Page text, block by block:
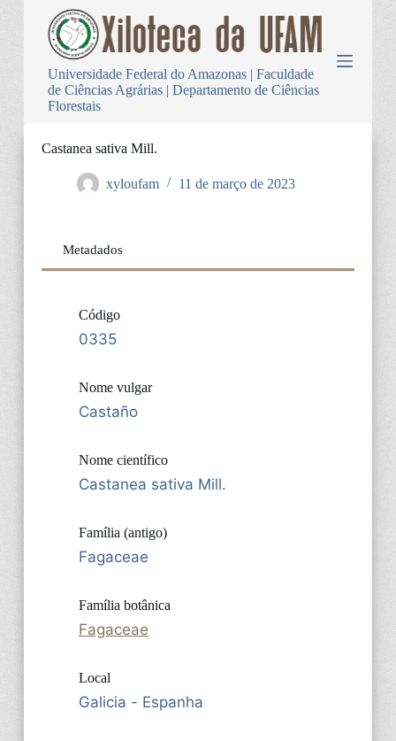
Universidade Federal do Amazonas | Faculdade
de Ciências Agrárias | Departamento de Ciências
Florestais
Castanea sativa Mill.
xyloufam 11 de março de 2023
Metadados
Código
0335
Nome vulgar
Castaño
Nome científico
Castanea sativa Mill.
Família (antigo)
Fagaceae
Família botânica
Fagaceae
Local
Galicia - Espanha